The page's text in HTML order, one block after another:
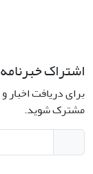
اشتراک خبرنامه
برای دریافت اخبار
مشترک شوید.